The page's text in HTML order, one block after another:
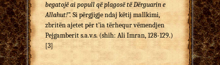
begatojë ai popull që plagosë të Dërguarin e
Allahut!”. Si përgjigje ndaj këtij mallkimi,
zbritën ajetet për t’ia tërhequr vëmendjen
Pejgamberit s.a.v.s. (shih: Ali Imran, 128-129.)
[3]